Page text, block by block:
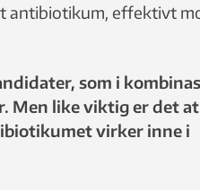
antibiotikum, effektivt
som i
Men like viktig er det
virker inne i